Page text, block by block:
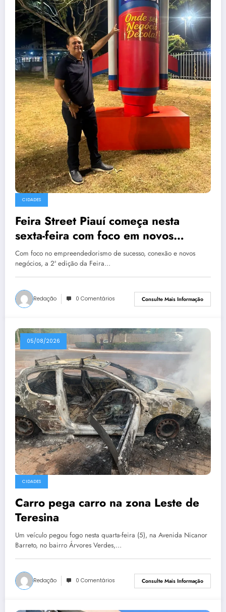
CIDADES
Feira Street Piauí começa nesta
sexta-feira com foco em novos
negócios e empreendedorismo
Com foco no empreendedorismo de sucesso, conexão e novos
negócios, a 2ª edição da Feira…
Redação 0 Comentários Consulte Mais Informação
05/08/2026
CIDADES
Carro pega carro na zona Leste de
Teresina
Um veículo pegou fogo nesta quarta-feira (5), na Avenida Nicanor
Barreto, no bairro Árvores Verdes,…
Redação 0 Comentários Consulte Mais Informação